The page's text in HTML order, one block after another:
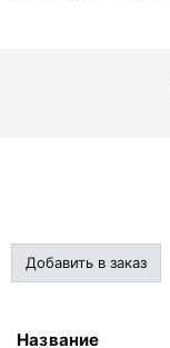
Добавить в заказ
Название